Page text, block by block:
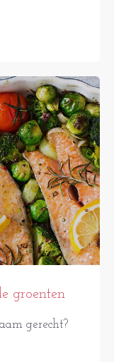
groenten
gerecht?